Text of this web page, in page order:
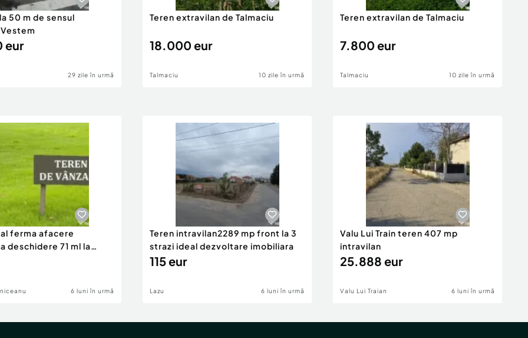
50 m de sensul
eur
29 zile în urmă
Teren extravilan de Talmaciu
18.000 eur
Talmaciu 10 zile în urmă
Teren extravilan de Talmaciu
7.800 eur
Talmaciu 10 zile în urmă
ferma afacere
deschidere 71 ml la
6 luni în urmă
Teren intravilan2289 mp front la 3
strazi ideal dezvoltare imobiliara
115 eur
Lazu 6 luni în urmă
Valu Lui Train teren 407 mp
intravilan
25.888 eur
Valu Lui Traian 6 luni în urmă